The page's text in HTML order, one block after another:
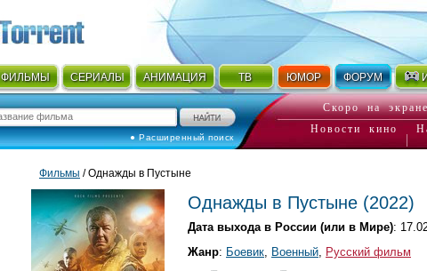
ФИЛЬМЫ СЕРИАЛЫ АНИМАЦИЯ ТВ ЮМОР ФОРУМ
● Расширенный поиск
Скоро на
Новости кино
Фильмы / Однажды в Пустыне
Однажды в Пустыне (2022)
Дата выхода в России (или в Мире):
Жанр: Боевик Военный Русский фильм